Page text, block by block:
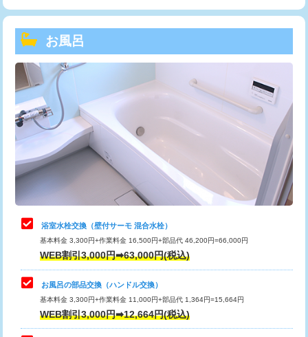
トーラー機使用/3mまで
追加トーラー機使用/3m超え
カメラ調査 33,000円
桝清掃 8,800円
止水・漏水調査・防水処理・清掃・修
理・調整・分解・加工など（軽作業）
止水・漏水調査・防水処理・清掃・修
理・調整・分解・加工など（中作業）
22,000円
止水・漏水調査・防水処理・清掃・修
理・調整・分解・加工など（重作業）
33,000円
トイレタンク脱着
トイレ便器脱着
お風呂
浴室水栓交換（壁付サーモ 混合水栓）
基本料金 3,300円+作業料金 16,500円+部品代 46,200円=66,000円
WEB割引3,000円➡63,000円(税込)
お風呂の部品交換（ハンドル交換）
基本料金 3,300円+作業料金 11,000円+部品代 1,364円=15,664円
WEB割引3,000円➡12,664円(税込)